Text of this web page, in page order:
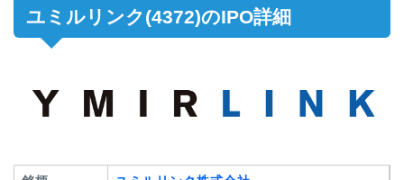
ユミルリンク(4372)のIPO詳細